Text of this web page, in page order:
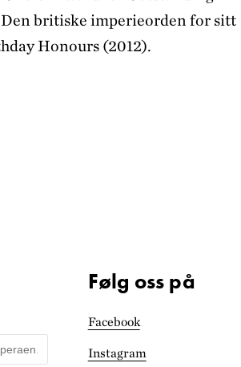
britiske imperieorden for sitt
Honours (2012).
Følg oss på
Facebook
Instagram